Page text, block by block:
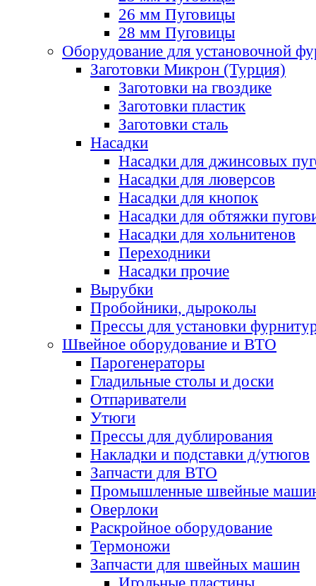
26 мм Пуговицы
28 мм Пуговицы
Оборудование для установочной
Заготовки Микрон (Турция)
Заготовки на гвоздике
Заготовки пластик
Заготовки сталь
Насадки
Насадки для джинсовых
Насадки для люверсов
Насадки для кнопок
Насадки для обтяжки
Насадки для хольнитенов
Переходники
Насадки прочие
Вырубки
Пробойники, дыроколы
Прессы для установки
Швейное оборудование и ВТО
Парогенераторы
Гладильные столы и доски
Отпариватели
Утюги
Прессы для дублирования
Накладки и подставки д/утюгов
Запчасти для ВТО
Промышленные швейные
Оверлоки
Раскройное оборудование
Термоножи
Запчасти для швейных машин